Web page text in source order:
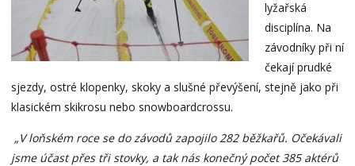
lyžařská
disciplína. Na
závodníky při ní
čekají prudké
sjezdy, ostré klopenky, skoky a slušné převýšení, stejně jako při
klasickém skikrosu nebo snowboardcrossu.
„V loňském roce se do závodů zapojilo 282 běžkařů. Očekávali
jsme účast přes tři stovky, a tak nás konečný počet 385 aktérů